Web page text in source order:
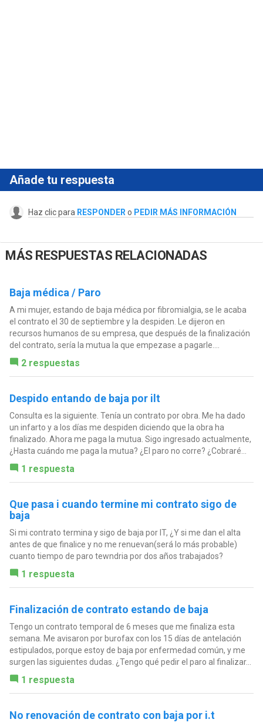
Añade tu respuesta
Haz clic para RESPONDER o PEDIR MÁS INFORMACIÓN
MÁS RESPUESTAS RELACIONADAS
Baja médica / Paro
A mi mujer, estando de baja médica por fibromialgia, se le acaba
el contrato el 30 de septiembre y la despiden. Le dijeron en
recursos humanos de su empresa, que después de la finalización
del contrato, sería la mutua la que empezase a pagarle....
2 respuestas
Despido entando de baja por ilt
Consulta es la siguiente. Tenía un contrato por obra. Me ha dado
un infarto y a los días me despiden diciendo que la obra ha
finalizado. Ahora me paga la mutua. Sigo ingresado actualmente,
¿Hasta cuándo me paga la mutua? ¿El paro no corre? ¿Cobraré...
1 respuesta
Que pasa i cuando termine mi contrato sigo de
baja
Si mi contrato termina y sigo de baja por IT, ¿Y si me dan el alta
antes de que finalice y no me renuevan(será lo más probable)
cuanto tiempo de paro tewndria por dos años trabajados?
1 respuesta
Finalización de contrato estando de baja
Tengo un contrato temporal de 6 meses que me finaliza esta
semana. Me avisaron por burofax con los 15 días de antelación
estipulados, porque estoy de baja por enfermedad común, y me
surgen las siguientes dudas. ¿Tengo qué pedir el paro al finalizar...
1 respuesta
No renovación de contrato con baja por i.t